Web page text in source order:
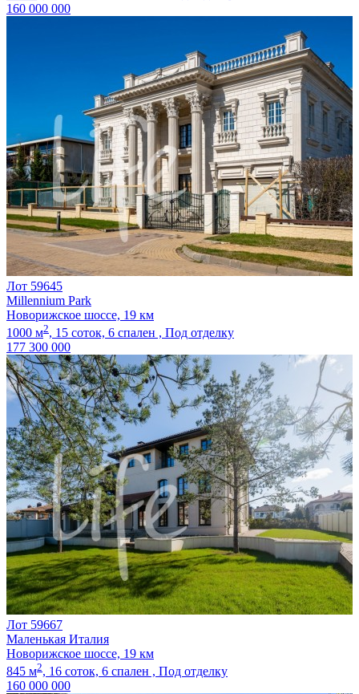
160 000 000
Лот 59645
Millennium Park
Новорижское шоссе, 19 км
1000 м2, 15 соток, 6 спален , Под отделку
177 300 000
Лот 59667
Маленькая Италия
Новорижское шоссе, 19 км
845 м2, 16 соток, 6 спален , Под отделку
160 000 000